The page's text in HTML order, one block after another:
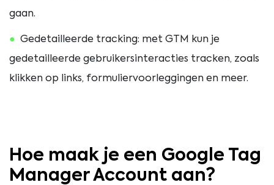
gaan.
Gedetailleerde tracking: met GTM kun je
gedetailleerde gebruikersinteracties tracken, zoals
klikken op links, formuliervoorleggingen en meer.
Hoe maak je een Google Tag
Manager Account aan?